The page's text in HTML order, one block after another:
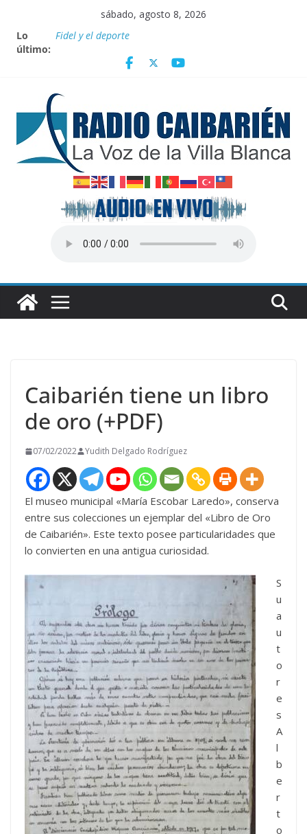
contenido
sábado, agosto 8, 2026
Lo
último:
Fidel y el deporte
Vanguardia por 3 años consecutivos
renovables en Cuba
Nota oficial del Gobierno Provincial de Villa Clara
Caibarién tiene un libro
de oro (+PDF)
07/02/2022 Yudith Delgado Rodríguez
El museo municipal «María Escobar Laredo», conserva
entre sus colecciones un ejemplar del «Libro de Oro
de Caibarién». Este texto posee particularidades que
lo convierten en una antigua curiosidad.
S
u
a
u
t
o
r
e
s
A
l
b
e
r
t
o